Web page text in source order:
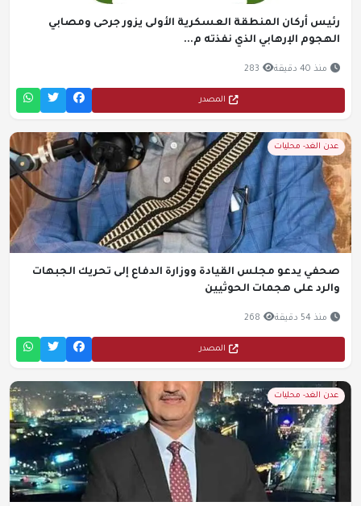
رئيس أركان المنطقة العسكرية الأولى يزور جرحى ومصابي
الهجوم الإرهابي الذي نفذته م...
منذ 40 دقيقة 283
المصدر
عدن الغد- محليات
صحفي يدعو مجلس القيادة ووزارة الدفاع إلى تحريك الجبهات
والرد على هجمات الحوثيين
منذ 54 دقيقة 268
المصدر
عدن الغد- محليات